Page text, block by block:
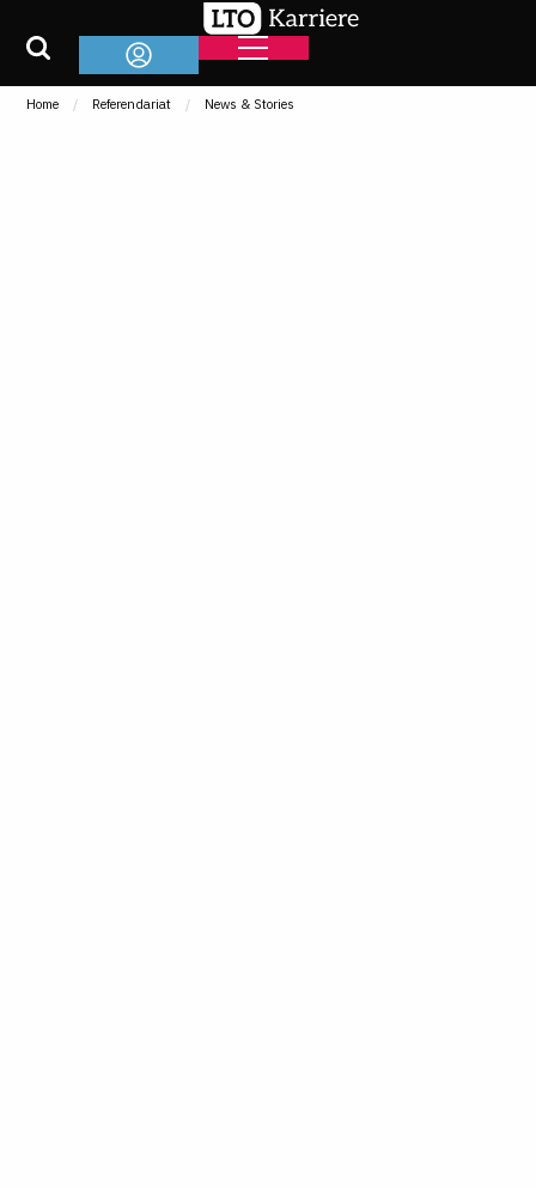
Home Referendariat News & Stories